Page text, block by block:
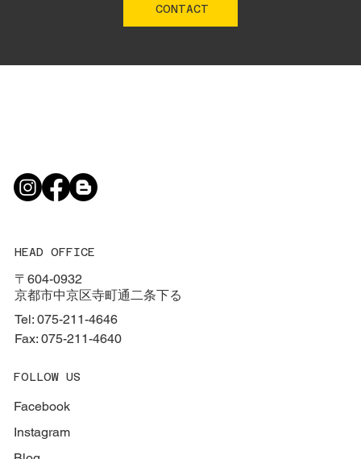
CONTACT
HEAD OFFICE
〒604-0932
京都市中京区寺町通二条下る
Tel: 075-211-4646
Fax: 075-211-4640
FOLLOW US
Facebook
Instagram